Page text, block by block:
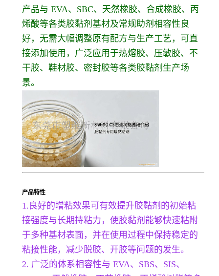
产品与 EVA、SBC、天然橡胶、合成橡胶、丙
烯酸等各类胶黏剂基材及常规助剂相容性良
好，无需大幅调整原有配方与生产工艺，可直
接添加使用，广泛应用于热熔胶、压敏胶、不
干胶、鞋材胶、密封胶等各类胶黏剂生产场
景。
产品特性
1.良好的增粘效果可有效提升胶黏剂的初始粘
接强度与长期持粘力，使胶黏剂能够快速粘附
于多种基材表面，并在使用过程中保持稳定的
粘接性能，减少脱胶、开胶等问题的发生。
2. 广泛的体系相容性与 EVA、SBS、SIS、